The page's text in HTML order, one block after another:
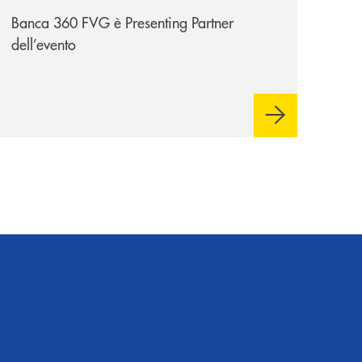
Banca 360 FVG è Presenting Partner
dell’evento